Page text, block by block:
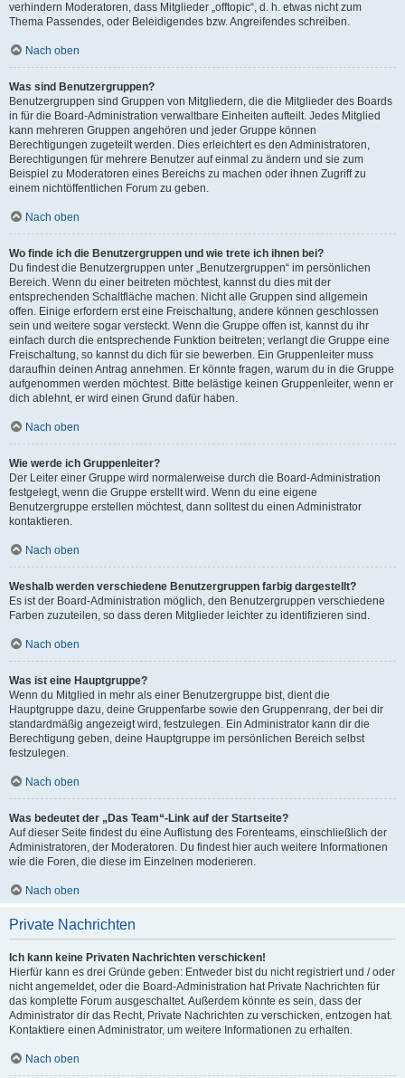
verhindern Moderatoren, dass Mitglieder „offtopic“, d. h. etwas nicht zum
Thema Passendes, oder Beleidigendes bzw. Angreifendes schreiben.
Nach oben
Was sind Benutzergruppen?
Benutzergruppen sind Gruppen von Mitgliedern, die die Mitglieder des Boards
in für die Board-Administration verwaltbare Einheiten aufteilt. Jedes Mitglied
kann mehreren Gruppen angehören und jeder Gruppe können
Berechtigungen zugeteilt werden. Dies erleichtert es den Administratoren,
Berechtigungen für mehrere Benutzer auf einmal zu ändern und sie zum
Beispiel zu Moderatoren eines Bereichs zu machen oder ihnen Zugriff zu
einem nichtöffentlichen Forum zu geben.
Nach oben
Wo finde ich die Benutzergruppen und wie trete ich ihnen bei?
Du findest die Benutzergruppen unter „Benutzergruppen“ im persönlichen
Bereich. Wenn du einer beitreten möchtest, kannst du dies mit der
entsprechenden Schaltfläche machen. Nicht alle Gruppen sind allgemein
offen. Einige erfordern erst eine Freischaltung, andere können geschlossen
sein und weitere sogar versteckt. Wenn die Gruppe offen ist, kannst du ihr
einfach durch die entsprechende Funktion beitreten; verlangt die Gruppe eine
Freischaltung, so kannst du dich für sie bewerben. Ein Gruppenleiter muss
daraufhin deinen Antrag annehmen. Er könnte fragen, warum du in die Gruppe
aufgenommen werden möchtest. Bitte belästige keinen Gruppenleiter, wenn er
dich ablehnt, er wird einen Grund dafür haben.
Nach oben
Wie werde ich Gruppenleiter?
Der Leiter einer Gruppe wird normalerweise durch die Board-Administration
festgelegt, wenn die Gruppe erstellt wird. Wenn du eine eigene
Benutzergruppe erstellen möchtest, dann solltest du einen Administrator
kontaktieren.
Nach oben
Weshalb werden verschiedene Benutzergruppen farbig dargestellt?
Es ist der Board-Administration möglich, den Benutzergruppen verschiedene
Farben zuzuteilen, so dass deren Mitglieder leichter zu identifizieren sind.
Nach oben
Was ist eine Hauptgruppe?
Wenn du Mitglied in mehr als einer Benutzergruppe bist, dient die
Hauptgruppe dazu, deine Gruppenfarbe sowie den Gruppenrang, der bei dir
standardmäßig angezeigt wird, festzulegen. Ein Administrator kann dir die
Berechtigung geben, deine Hauptgruppe im persönlichen Bereich selbst
festzulegen.
Nach oben
Was bedeutet der „Das Team“-Link auf der Startseite?
Auf dieser Seite findest du eine Auflistung des Forenteams, einschließlich der
Administratoren, der Moderatoren. Du findest hier auch weitere Informationen
wie die Foren, die diese im Einzelnen moderieren.
Nach oben
Private Nachrichten
Ich kann keine Privaten Nachrichten verschicken!
Hierfür kann es drei Gründe geben: Entweder bist du nicht registriert und / oder
nicht angemeldet, oder die Board-Administration hat Private Nachrichten für
das komplette Forum ausgeschaltet. Außerdem könnte es sein, dass der
Administrator dir das Recht, Private Nachrichten zu verschicken, entzogen hat.
Kontaktiere einen Administrator, um weitere Informationen zu erhalten.
Nach oben